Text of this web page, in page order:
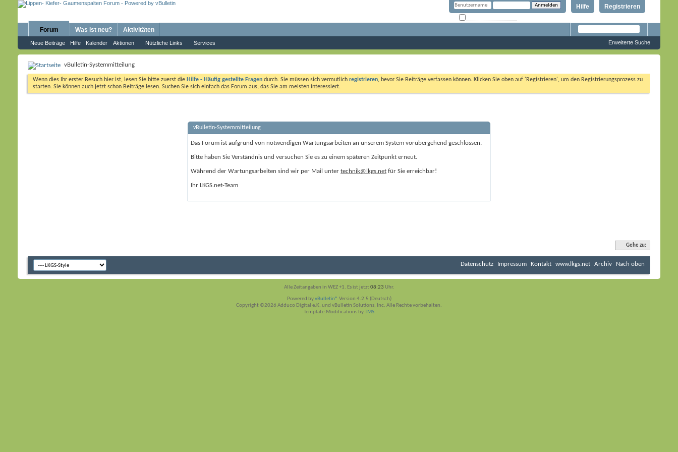
Registrieren
Hilfe
Forum
Neue Beiträge Hilfe Kalender Aktionen Nützliche Links Services
Was ist neu? Aktivitäten
Erweiterte Suche
vBulletin-Systemmitteilung
Wenn dies Ihr erster Besuch hier ist, lesen Sie bitte zuerst die Hilfe - Häufig gestellte Fragen durch. Sie müssen sich vermutlich registrieren, bevor Sie Beiträge verfassen können. Klicken Sie oben auf 'Registrieren', um den Registrierungsprozess zu
starten. Sie können auch jetzt schon Beiträge lesen. Suchen Sie sich einfach das Forum aus, das Sie am meisten interessiert.
vBulletin-Systemmitteilung
Das Forum ist aufgrund von notwendigen Wartungsarbeiten an unserem System vorübergehend geschlossen.
Bitte haben Sie Verständnis und versuchen Sie es zu einem späteren Zeitpunkt erneut.
Während der Wartungsarbeiten sind wir per Mail unter technik@lkgs.net für Sie erreichbar!
Ihr LKGS.net-Team
Gehe zu:
Datenschutz Impressum Kontakt www.lkgs.net Archiv Nach oben
Alle Zeitangaben in WEZ +1. Es ist jetzt08:23 Uhr.
Powered byvBulletin® Version 4.2.5 (Deutsch)
Copyright ©2026 Adduco Digital e.K. und vBulletin Solutions, Inc. Alle Rechte vorbehalten.
Template-Modifications byTMS